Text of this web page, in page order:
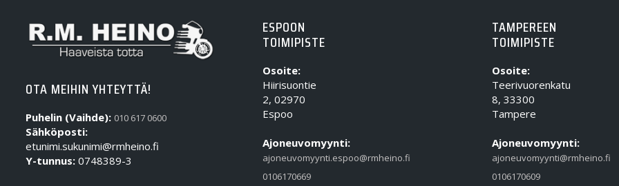
OTA MEIHIN YHTEYTTÄ!
Puhelin (Vaihde): 010 617 0600
Sähköposti:
etunimi.sukunimi@rmheino.fi
Y-tunnus: 0748389-3
ESPOON
TOIMIPISTE
Osoite:
Hiirisuontie
2, 02970
Espoo
Ajoneuvomyynti:
ajoneuvomyynti.espoo@rmheino.fi
0106170669
TAMPEREEN
TOIMIPISTE
Osoite:
Teerivuorenkatu
8, 33300
Tampere
Ajoneuvomyynti:
ajoneuvomyynti@rmheino.fi
0106170609